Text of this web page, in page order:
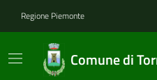
Regione Piemonte
Comune di